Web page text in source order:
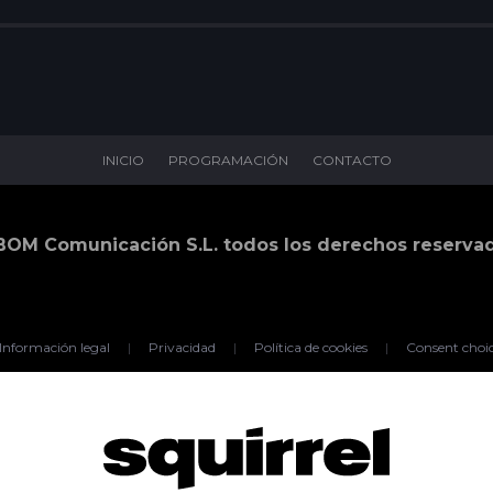
INICIO PROGRAMACIÓN CONTACTO
Comunicación S.L. todos los derechos
Información legal | Privacidad | Política de cookies | Consent